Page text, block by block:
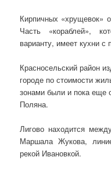
Кирпичных «хрущевок»
Часть «кораблей»,
варианту, имеет кухни
Красносельский район
городе по стоимости
зонами были и пока еще
Поляна.
Лигово находится
Маршала Жукова,
рекой Ивановкой.